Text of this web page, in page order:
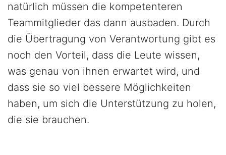
natürlich müssen die kompetenteren
Teammitglieder das dann ausbaden. Durch
die Übertragung von Verantwortung gibt es
noch den Vorteil, dass die Leute wissen,
was genau von ihnen erwartet wird, und
dass sie so viel bessere Möglichkeiten
haben, um sich die Unterstützung zu holen,
die sie brauchen.